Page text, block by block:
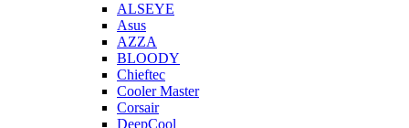
ALSEYE
Asus
AZZA
BLOODY
Chieftec
Cooler Master
Corsair
DeepCool